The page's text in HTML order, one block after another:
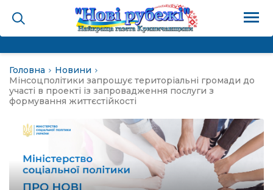
Головна
Новини
Мінсоцполітики запрошує територіальні громади до
участі в проекті із запровадження послуги з
формування життєстійкості